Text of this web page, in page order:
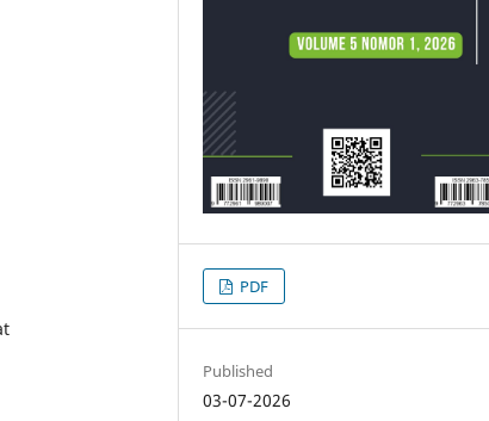
PDF
Published
03-07-2026